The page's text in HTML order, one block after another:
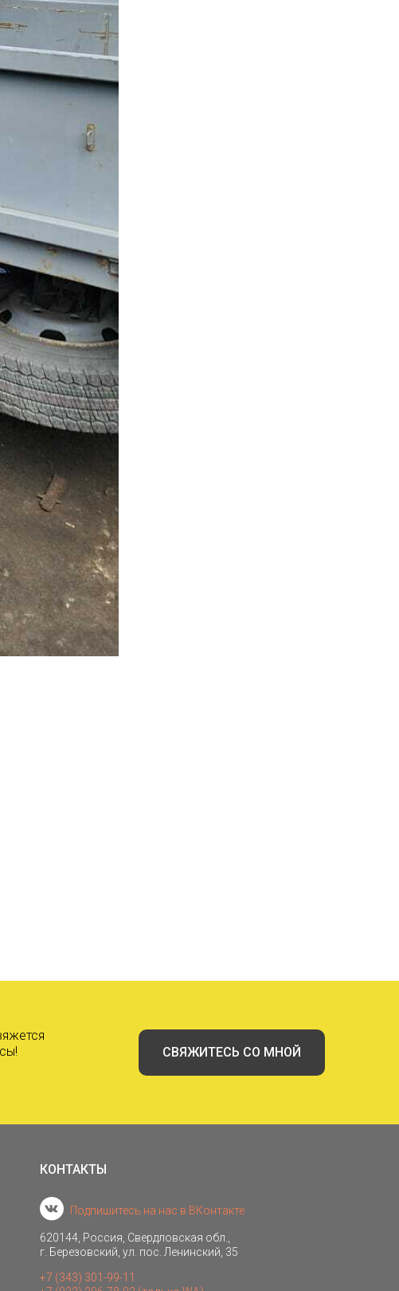
СВЯЖИТЕСЬ СО МНОЙ
КОНТАКТЫ
Подпишитесь на нас в ВКонтакте
620144, Россия, Свердловская обл.,
г. Березовский, ул. пос. Ленинский, 35
+7 (343) 301-99-11